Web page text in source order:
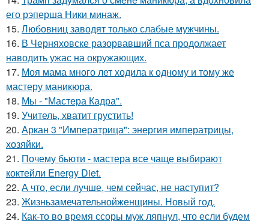
его рэперша Ники минаж.
15. Любовниц заводят только слабые мужчины.
16. В Черняховске разорвавший пса продолжает
наводить ужас на окружающих.
17. Моя мама много лет ходила к одному и тому же
мастеру маникюра.
18. Мы - "Мастера Кадра".
19. Учитель, хватит грустить!
20. Аркан 3 "Императрица": энергия императрицы,
хозяйки.
21. Почему бьюти - мастера все чаще выбирают
коктейли Energy Diet.
22. А что, если лучше, чем сейчас, не наступит?
23. Жизньзамечательнойженщины. Новый год.
24. Как-то во время ссоры муж ляпнул, что если будем